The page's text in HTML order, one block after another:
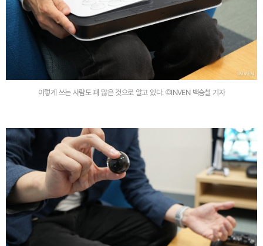
이렇게 쓰는 사람도 꽤 많은 것으로 알고 있다. ©INVEN 백승철 기자